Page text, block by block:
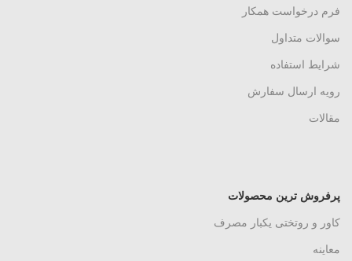
فرم درخواست همکار
سوالات متداول
شرایط استفاده
رویه ارسال سفارش
مقالات
پرفروش ترین محصولات
کاور و روتختی یکبار مصرف
معاینه